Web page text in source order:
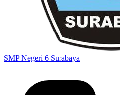
SMP Negeri 6 Surabaya